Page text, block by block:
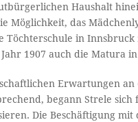
Haushalt
Möglichkeit, das
Töchterschule in Innsbruck
1907 auch die Matura
Erwartungen
begann Strele
Die Beschäftigung mit